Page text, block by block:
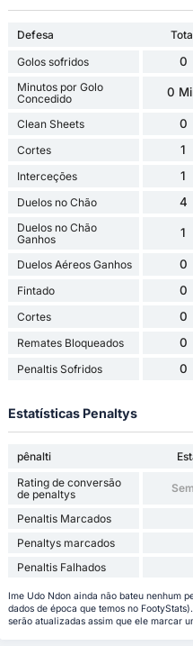
Defesa
Golos sofridos
0
Minutos por Golo
Concedido
0
Clean Sheets 0
Cortes 1
Interceções 1
Duelos no Chão 4
Duelos no Chão
Ganhos
1
Duelos Aéreos Ganhos 0
Fintado 0
Cortes 0
Remates Bloqueados 0
Penaltis Sofridos 0
Estatísticas Penaltys
pênalti
Rating de conversão
de penaltys
Penaltis Marcados
Penaltys marcados
Penaltis Falhados
Ime Udo Ndon ainda não bateu nenhum
dados de época que temos no
serão atualizadas assim que ele marcar